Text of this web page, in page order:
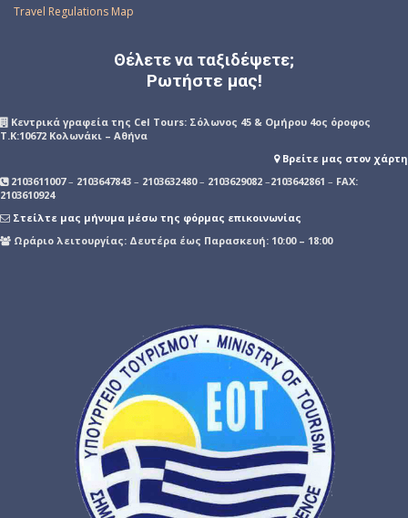
Travel Regulations Map
Θέλετε να ταξιδέψετε;
Ρωτήστε μας!
Kεντρικά γραφεία της Cel Tours: Σόλωνος 45 & Ομήρου 4ος όροφος
Τ.Κ:10672 Κολωνάκι – Αθήνα
Βρείτε μας στον χάρτη
2103611007– 2103647843 – 2103632480– 2103629082 –2103642861 – FAX:
2103610924
Στείλτε μας μήνυμα μέσω της φόρμας επικοινωνίας
Ωράριο λειτουργίας: Δευτέρα έως Παρασκευή: 10:00 – 18:00